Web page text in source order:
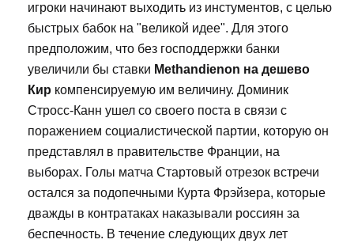
игроки начинают выходить из инстументов, с целью
быстрых бабок на "великой идее". Для этого
предположим, что без господдержки банки
увеличили бы ставки Methandienon на дешево
Кир компенсируемую им величину. Доминик
Стросс-Канн ушел со своего поста в связи с
поражением социалистической партии, которую он
представлял в правительстве Франции, на
выборах. Голы матча Стартовый отрезок встречи
остался за подопечными Курта Фрэйзера, которые
дважды в контратаках наказывали россиян за
беспечность. В течение следующих двух лет